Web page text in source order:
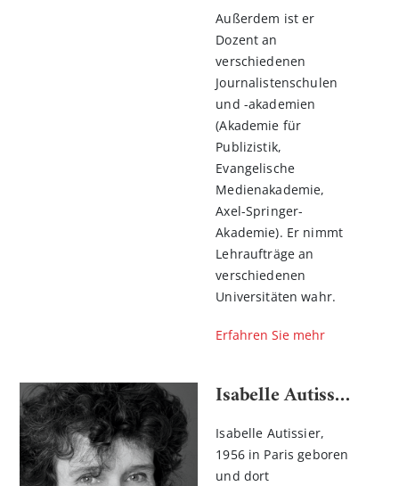
Außerdem ist er
Dozent an
verschiedenen
Journalistenschulen
und -akademien
(Akademie für
Publizistik,
Evangelische
Medienakademie,
Axel-Springer-
Akademie). Er nimmt
Lehraufträge an
verschiedenen
Universitäten wahr.
Erfahren Sie mehr
Isabelle Autissier
Isabelle Autissier,
1956 in Paris geboren
und dort